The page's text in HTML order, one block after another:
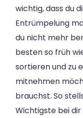
wichtig, dass du
Entrümpelung
du nicht mehr
besten so früh
sortieren und zu
mitnehmen
brauchst. So
Wichtigste bei dir